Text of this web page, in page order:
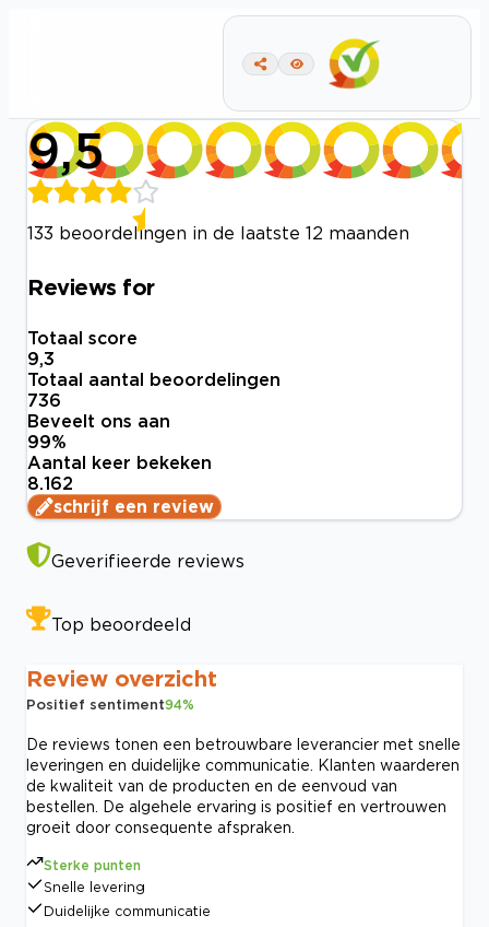
9,5
133 beoordelingen in de laatste 12 maanden
Reviews for
Totaal score
9,3
Totaal aantal beoordelingen
736
Beveelt ons aan
99%
Aantal keer bekeken
8.162
schrijf een review
Geverifieerde reviews
Top beoordeeld
Review overzicht
Positief sentiment94%
De reviews tonen een betrouwbare leverancier met snelle
leveringen en duidelijke communicatie. Klanten waarderen
de kwaliteit van de producten en de eenvoud van
bestellen. De algehele ervaring is positief en vertrouwen
groeit door consequente afspraken.
Sterke punten
Snelle levering
Duidelijke communicatie